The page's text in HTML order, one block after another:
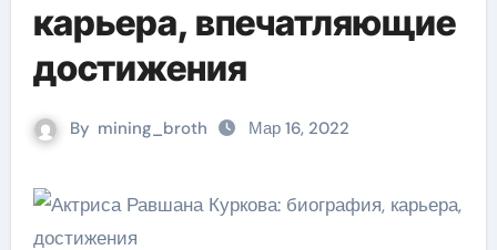
карьера, впечатляющие
достижения
By mining_broth Мар 16, 2022